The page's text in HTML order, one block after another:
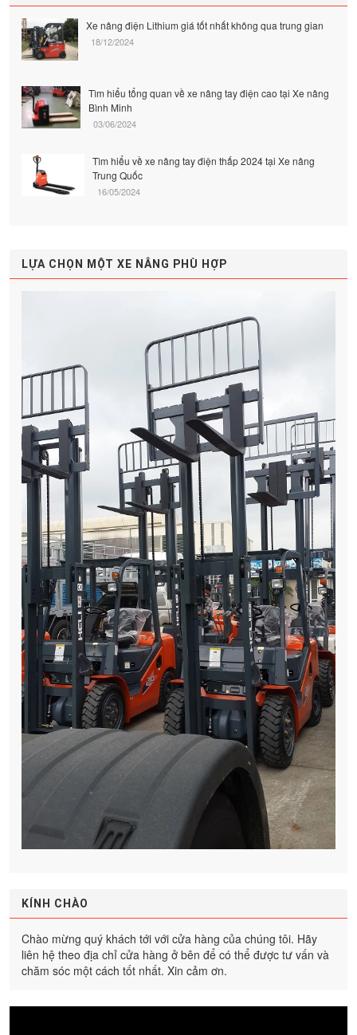
Xe nâng điện Lithium giá tốt nhất không qua trung gian
18/12/2024
Tìm hiểu tổng quan về xe nâng tay điện cao tại Xe nâng
Bình Minh
03/06/2024
Tìm hiểu về xe nâng tay điện thấp 2024 tại Xe nâng
Trung Quốc
16/05/2024
LỰA CHỌN MỘT XE NÂNG PHÙ HỢP
KÍNH CHÀO
Chào mừng quý khách tới với cửa hàng của chúng tôi. Hãy
liên hệ theo địa chỉ cửa hàng ở bên để có thể được tư vấn và
chăm sóc một cách tốt nhất. Xin cảm ơn.